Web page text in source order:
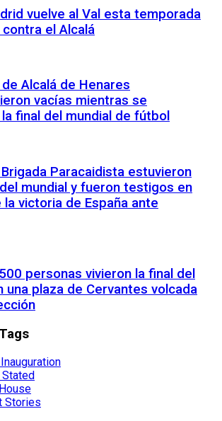
vuelve al Val esta temporada
el Alcalá
Alcalá de Henares
vacías mientras se
final del mundial de fútbol
Paracaidista estuvieron
mundial y fueron testigos en
victoria de España ante
personas vivieron la final del
una plaza de Cervantes volcada
Stories